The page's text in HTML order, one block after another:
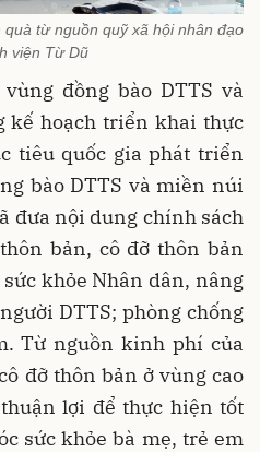
từ nguồn quỹ xã hội nhân đạo
viện Từ Dũ
đồng bào DTTS và
hoạch triển khai thực
tiêu quốc gia phát triển
bào DTTS và miền núi
đưa nội dung chính sách
bản, cô đỡ thôn bản
khỏe Nhân dân, nâng
DTTS; phòng chống
Từ nguồn kinh phí của
đỡ thôn bản ở vùng cao
lợi để thực hiện tốt
sức khỏe bà mẹ, trẻ em